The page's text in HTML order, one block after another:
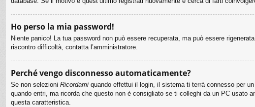
Ho perso la mia password!
Niente panico! La tua password non può essere recuperata, ma può essere
riscontro difficoltà, contatta l’amministratore.
Perché vengo disconnesso automaticamente?
Se non selezioni Ricordami quando effettui il login, il sistema ti terrà connesso per
quando entri, ma ricorda che questo non è consigliato se ti colleghi da un PC
questa caratteristica.